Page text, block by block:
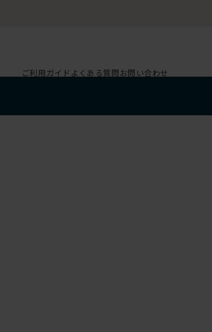
ご利用ガイド よくある質問お問い合わせ